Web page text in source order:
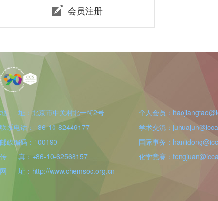
会员注册
地 址：北京市中关村北一街2号
联系电话：+86-10-82449177
邮政编码：100190
传 真：+86-10-62568157
网 址：http://www.chemsoc.org.cn
个人会员：
学术交流：
国际事务：
化学竞赛：